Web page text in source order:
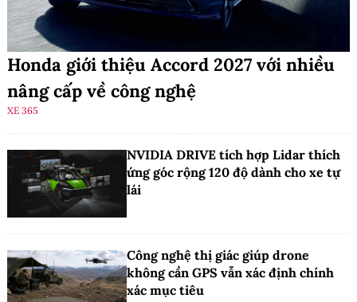
Honda giới thiệu Accord 2027 với nhiều
nâng cấp về công nghệ
XE 365
NVIDIA DRIVE tích hợp Lidar thích
ứng góc rộng 120 độ dành cho xe tự
lái
Công nghệ thị giác giúp drone
không cần GPS vẫn xác định chính
xác mục tiêu